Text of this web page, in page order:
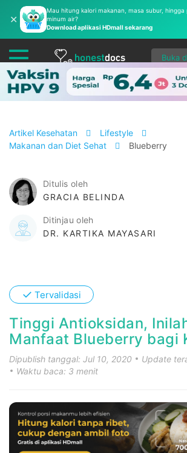
✕
Mau hitung kalori makanan, masa subur, hingga
minum air?
Download aplikasi HDmall sekarang
Buka
Artikel Kesehatan
Lifestyle
Makanan dan Diet Sehat
Blueberry
Ditulis oleh
GRACIA BELINDA
Ditinjau oleh
DR. KARTIKA MAYASARI
✓ Tervalidasi
Tinggi Antioksidan,
Manfaat Blueberry bagi
Dipublish tanggal: Jul 10, 2020
Update
Waktu baca: 3 menit